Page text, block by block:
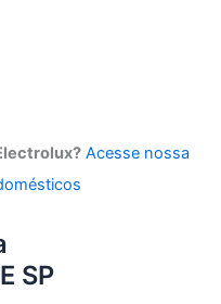
Acesse nossa
SP